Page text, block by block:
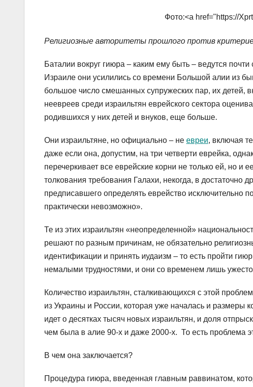
Фото:<a href="https://
Религиозные авторитеты прошлого против
Баталии вокруг гиюра – каким ему быть – ведутся
Израиле они усилились со времени Большой алии из
большое число смешанных супружеских пар, их детей,
неевреев среди израильтян еврейского сектора
родившихся у них детей и внуков, еще больше.
Они израильтяне, но официально – не евреи, включая
даже если она, допустим, на три четверти еврейка,
перечеркивает все еврейские корни не только ей, но и
толкования требования Галахи, некогда, в достаточно
предписавшего определять еврейство исключительно
практически невозможно».
Те из этих израильтян «неопределенной»
решают по разным причинам, не обязательно
идентификации и принять иудаизм – то есть пройти
немалыми трудностями, и они со временем лишь
Количество израильтян, сталкивающихся с этой
из Украины и России, которая уже началась и размеры
идет о десятках тысяч новых израильтян, и доля
чем была в алие 90-х и даже 2000-х. То есть проблема
В чем она заключается?
Процедура гиюра, введенная главным раввинатом,